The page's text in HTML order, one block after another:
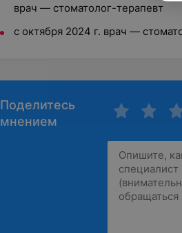
врач — стоматолог-терапевт
с октября 2024 г. врач —
Поделитесь
мнением